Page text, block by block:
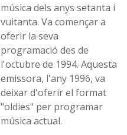
música dels anys setanta i
vuitanta. Va començar a
oferir la seva
programació des de
l'octubre de 1994. Aquesta
emissora, l'any 1996, va
deixar d'oferir el format
"oldies" per programar
música actual.